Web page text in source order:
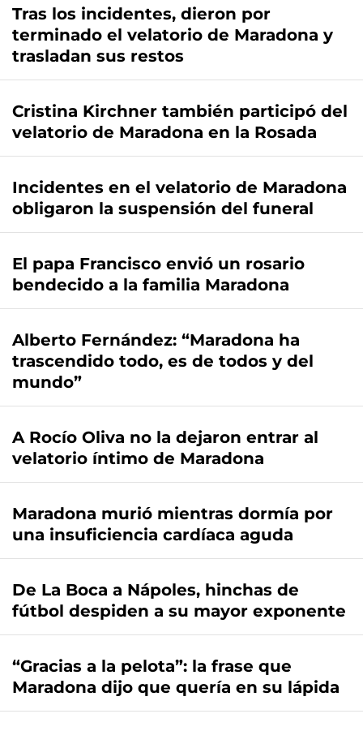
Tras los incidentes, dieron por
terminado el velatorio de Maradona y
trasladan sus restos
Cristina Kirchner también participó del
velatorio de Maradona en la Rosada
Incidentes en el velatorio de Maradona
obligaron la suspensión del funeral
El papa Francisco envió un rosario
bendecido a la familia Maradona
Alberto Fernández: “Maradona ha
trascendido todo, es de todos y del
mundo”
A Rocío Oliva no la dejaron entrar al
velatorio íntimo de Maradona
Maradona murió mientras dormía por
una insuficiencia cardíaca aguda
De La Boca a Nápoles, hinchas de
fútbol despiden a su mayor exponente
“Gracias a la pelota”: la frase que
Maradona dijo que quería en su lápida